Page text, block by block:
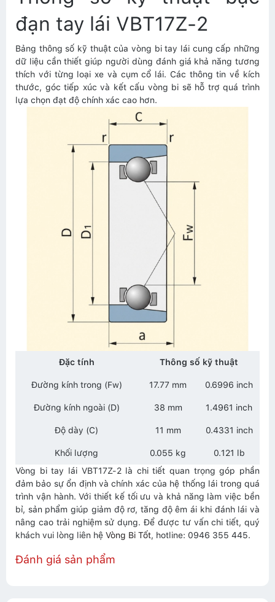
đạn tay lái VBT17Z-2
Bảng thông số kỹ thuật của vòng bi tay lái cung cấp những
dữ liệu cần thiết giúp người dùng đánh giá khả năng tương
thích với từng loại xe và cụm cổ lái. Các thông tin về kích
thước, góc tiếp xúc và kết cấu vòng bi sẽ hỗ trợ quá trình
lựa chọn đạt độ chính xác cao hơn.
Đặc tính Thông số kỹ thuật
Đường kính trong (Fw) 17.77 mm 0.6996 inch
Đường kính ngoài (D) 38 mm 1.4961 inch
Độ dày (C) 11 mm 0.4331 inch
Khối lượng 0.055 kg
0.121 lb
Vòng bi tay lái VBT17Z-2 là chi tiết quan trọng góp phần
đảm bảo sự ổn định và chính xác của hệ thống lái trong quá
trình vận hành. Với thiết kế tối ưu và khả năng làm việc bền
bỉ, sản phẩm giúp giảm độ rơ, tăng độ êm ái khi đánh lái và
nâng cao trải nghiệm sử dụng. Để được tư vấn chi tiết, quý
khách vui lòng liên hệ Vòng Bi Tốt, hotline: 0946 355 445.
Đánh giá sản phẩm